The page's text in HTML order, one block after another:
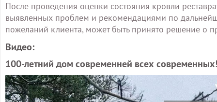
После проведения оценки состояния кровли
выявленных проблем и рекомендациями по
пожеланий клиента, может быть принято решение о
Видео:
100-летний дом современней всех